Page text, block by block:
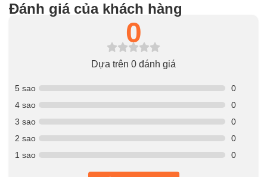
Đánh giá của khách hàng
0
Dựa trên 0 đánh giá
5 sao
0
4 sao
0
3 sao
0
2 sao
0
1 sao
0